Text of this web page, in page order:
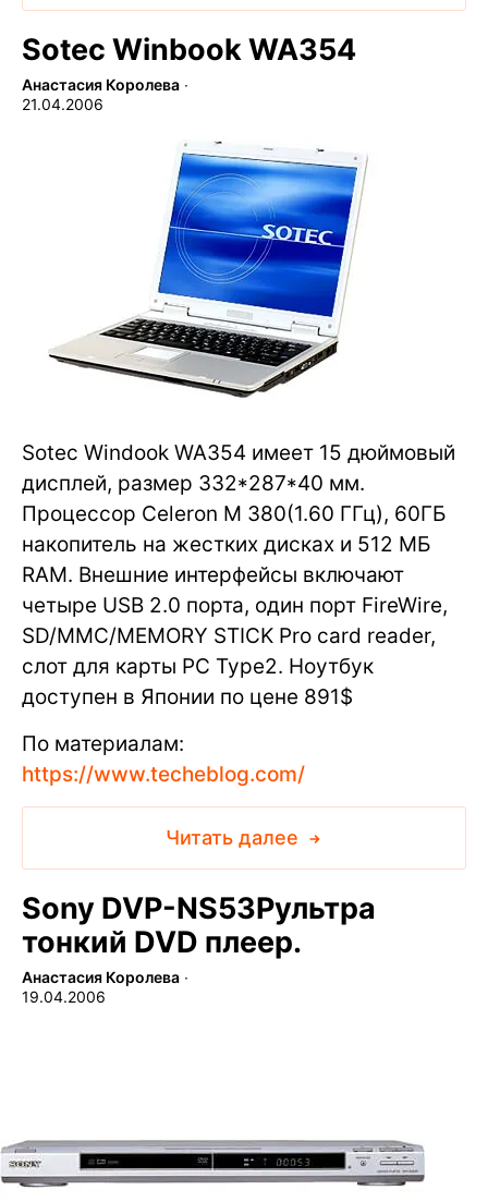
Sotec Winbook WA354
Анастасия Королева ∙
21.04.2006
Sotec Windook WA354 имеет 15 дюймовый
дисплей, размер 332*287*40 мм.
Процессор Celeron M 380(1.60 ГГц), 60ГБ
накопитель на жестких дисках и 512 МБ
RAM. Внешние интерфейсы включают
четыре USB 2.0 порта, один порт FireWire,
SD/MMC/MEMORY STICK Pro card reader,
слот для карты PC Type2. Ноутбук
доступен в Японии по цене 891$
По материалам:
https://www.techeblog.com/
Читать далее
Sony DVP-NS53Pультра
тонкий DVD плеер.
Анастасия Королева ∙
19.04.2006